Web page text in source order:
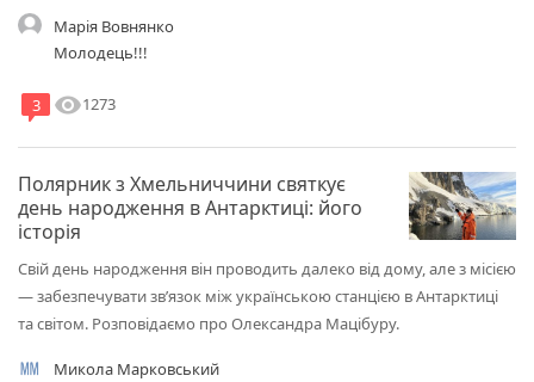
Марія Вовнянко
Молодець!!!
3 visibility1273
Полярник з Хмельниччини святкує
день народження в Антарктиці: його
історія
Свій день народження він проводить далеко від дому, але з місією
— забезпечувати зв’язок між українською станцією в Антарктиці
та світом. Розповідаємо про Олександра Мацібуру.
Микола Марковський